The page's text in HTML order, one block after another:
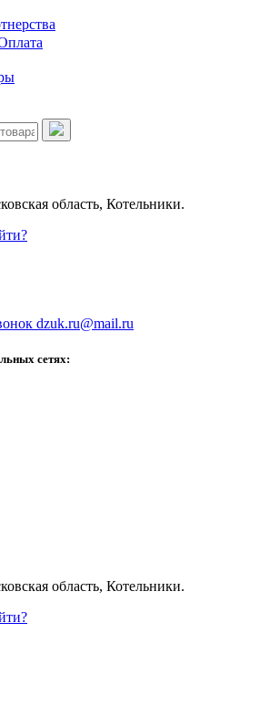
область, Котельники.
dzuk.ru@mail.ru
сетях:
область, Котельники.